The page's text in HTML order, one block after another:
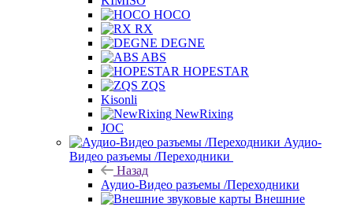
HOCO
RX
DEGNE
ABS
HOPESTAR
ZQS
Kisonli
NewRixing
JOC
Аудио-
Видео разъемы /Переходники
Назад
Аудио-Видео разъемы /Переходники
Внешние